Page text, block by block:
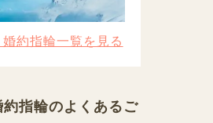
約指輪一覧を見る
指輪のよくあるご